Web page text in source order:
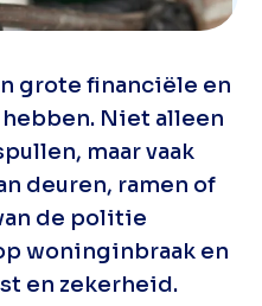
grote financiële en
Niet alleen
maar vaak
deuren, ramen of
de politie
woninginbraak en
en zekerheid.